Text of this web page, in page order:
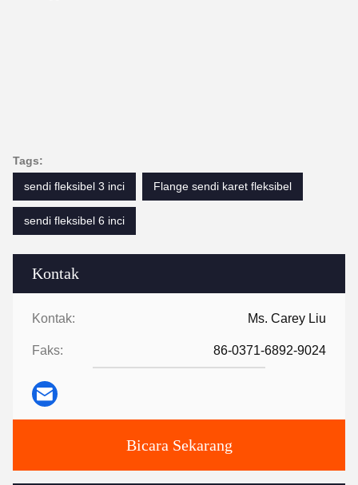
Kontak
Kontak: Ms. Carey Liu
Faks: 86-0371-6892-9024
Bicara Sekarang
Tags:
sendi fleksibel 3 inci
Flange sendi karet fleksibel
sendi fleksibel 6 inci